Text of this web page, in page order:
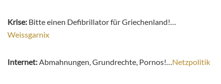
Krise: Bitte einen Defibrillator für Griechenland!…
Weissgarnix
Internet:Abmahnungen, Grundrechte, Pornos!…Netzpolitik